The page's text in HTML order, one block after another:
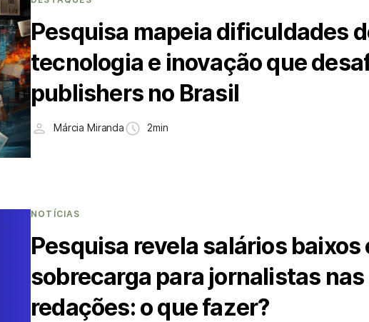
Pesquisa mapeia dificuldades
tecnologia e inovação que
publishers no Brasil
Márcia Miranda 2min
NOTÍCIAS
Pesquisa revela salários baixos
sobrecarga para jornalistas nas
redações: o que fazer?